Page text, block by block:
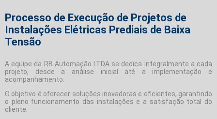
Processo de Execução de Projetos de
Instalações Elétricas Prediais de Baixa
Tensão
A equipe da RB Automação LTDA se dedica integralmente a cada
projeto, desde a análise inicial até a implementação e
acompanhamento.
O objetivo é oferecer soluções inovadoras e eficientes, garantindo
o pleno funcionamento das instalações e a satisfação total do
cliente.